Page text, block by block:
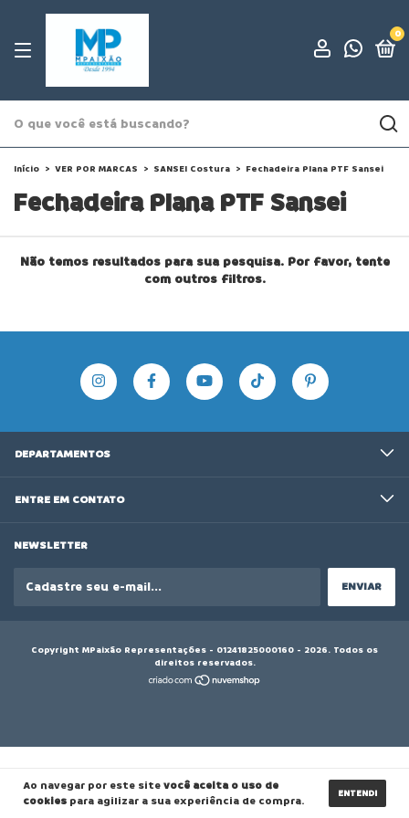
0
Ao navegar por este sitevocê aceita o uso de
cookies para agilizar a sua experiência de compra. ENTENDI
Início > VER POR MARCAS > SANSEI Costura > Fechadeira Plana PTF Sansei
Fechadeira Plana PTF Sansei
Não temos resultados para sua pesquisa. Por favor, tente
com outros filtros.
DEPARTAMENTOS
ENTRE EM CONTATO
NEWSLETTER
Copyright MPaixão Representações - 01241825000160 - 2026. Todos os
direitos reservados.